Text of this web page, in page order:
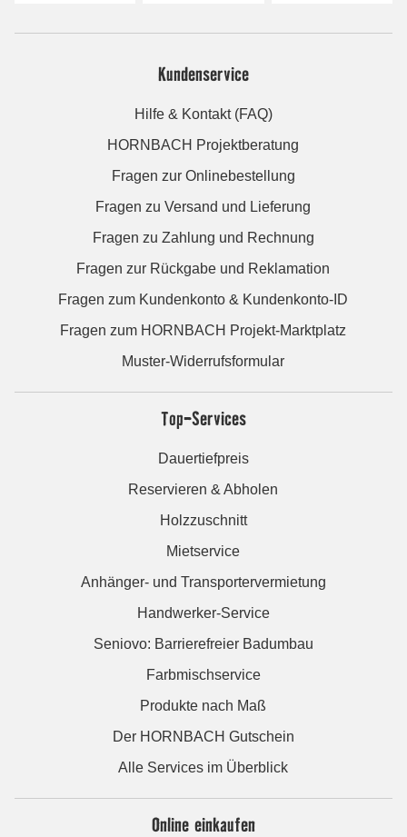
Kundenservice
Hilfe & Kontakt (FAQ)
HORNBACH Projektberatung
Fragen zur Onlinebestellung
Fragen zu Versand und Lieferung
Fragen zu Zahlung und Rechnung
Fragen zur Rückgabe und Reklamation
Fragen zum Kundenkonto & Kundenkonto-ID
Fragen zum HORNBACH Projekt-Marktplatz
Muster-Widerrufsformular
Top-Services
Dauertiefpreis
Reservieren & Abholen
Holzzuschnitt
Mietservice
Anhänger- und Transportervermietung
Handwerker-Service
Seniovo: Barrierefreier Badumbau
Farbmischservice
Produkte nach Maß
Der HORNBACH Gutschein
Alle Services im Überblick
Online einkaufen